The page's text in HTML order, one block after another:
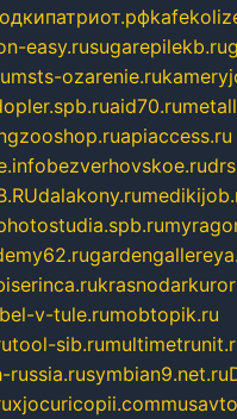
easy.rusugarepilekb.ru
msts-ozarenie.ru
aid70.ru
apiaccess.ru
bezverhovskoe.ru
dalakony.ru
v-tule.rumobtopik.ru
tool-sib.ru
russia.rusymbian9.net.ru
xjocuricopii.com